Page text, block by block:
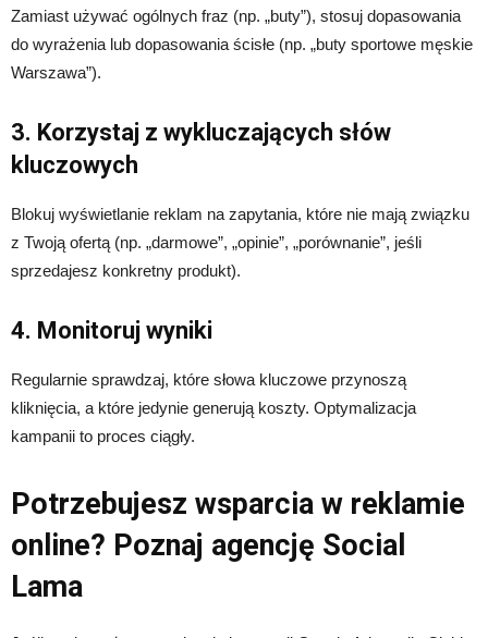
Zamiast używać ogólnych fraz (np. „buty”), stosuj dopasowania
do wyrażenia lub dopasowania ścisłe (np. „buty sportowe męskie
Warszawa”).
3. Korzystaj z wykluczających słów
kluczowych
Blokuj wyświetlanie reklam na zapytania, które nie mają związku
z Twoją ofertą (np. „darmowe”, „opinie”, „porównanie”, jeśli
sprzedajesz konkretny produkt).
4. Monitoruj wyniki
Regularnie sprawdzaj, które słowa kluczowe przynoszą
kliknięcia, a które jedynie generują koszty. Optymalizacja
kampanii to proces ciągły.
Potrzebujesz wsparcia w reklamie
online? Poznaj agencję Social
Lama